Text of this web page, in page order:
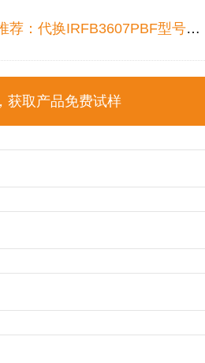
型号参数的国产MOS管，82V、140A适配ups使用！
获取产品免费试样